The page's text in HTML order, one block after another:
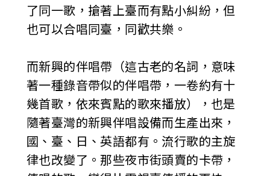
了同一歌，搶著上臺而有點小糾紛，但
也可以合唱同臺，同歡共樂。
而新興的伴唱帶（這古老的名詞，意味
著一種錄音帶似的伴唱帶，一卷約有十
幾首歌，依來賓點的歌來播放），也是
隨著臺灣的新興伴唱設備而生產出來，
國、臺、日、英語都有。流行歌的主旋
律也改變了。那些夜市街頭賣的卡帶，